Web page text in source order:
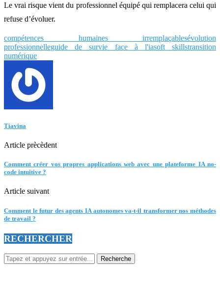
Le vrai risque vient du professionnel équipé qui remplacera celui qui
refuse d’évoluer.
compétences humaines irremplaçablesévolution
professionnelleguide de survie face à l'iasoft skillstransition
numérique
Tiavina
Article prècèdent
Comment créer vos propres applications web avec une plateforme IA no-
code intuitive ?
Article suivant
Comment le futur des agents IA autonomes va-t-il transformer nos méthodes
de travail ?
RECHERCHER